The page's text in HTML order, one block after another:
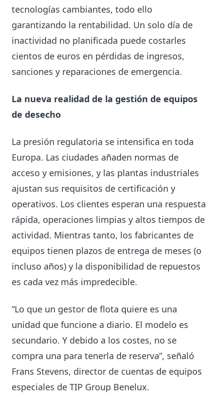
tecnologías cambiantes, todo ello
garantizando la rentabilidad. Un solo día de
inactividad no planificada puede costarles
cientos de euros en pérdidas de ingresos,
sanciones y reparaciones de emergencia.
La nueva realidad de la gestión de equipos
de desecho
La presión regulatoria se intensifica en toda
Europa. Las ciudades añaden normas de
acceso y emisiones, y las plantas industriales
ajustan sus requisitos de certificación y
operativos. Los clientes esperan una respuesta
rápida, operaciones limpias y altos tiempos de
actividad. Mientras tanto, los fabricantes de
equipos tienen plazos de entrega de meses (o
incluso años) y la disponibilidad de repuestos
es cada vez más impredecible.
“Lo que un gestor de flota quiere es una
unidad que funcione a diario. El modelo es
secundario. Y debido a los costes, no se
compra una para tenerla de reserva”, señaló
Frans Stevens, director de cuentas de equipos
especiales de TIP Group Benelux.